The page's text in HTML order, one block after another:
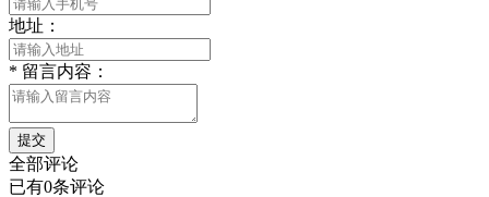
地址：
* 留言内容：
提交
全部评论
已有0条评论